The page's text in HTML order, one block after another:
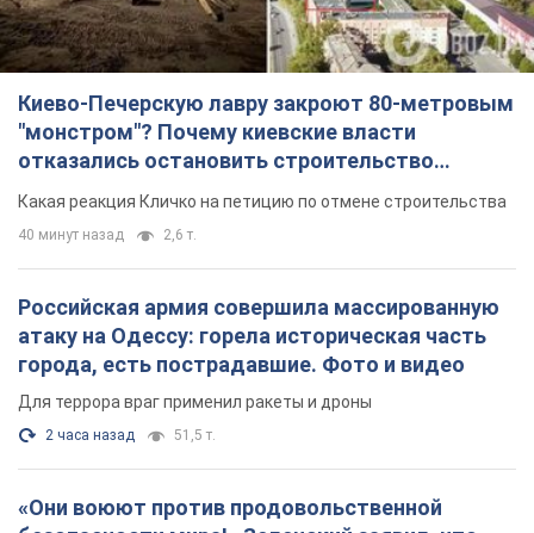
Киево-Печерскую лавру закроют 80-метровым
"монстром"? Почему киевские власти
отказались остановить строительство
небоскреба "московского верующего"
Какая реакция Кличко на петицию по отмене строительства
40 минут назад 2,6 т.
Российская армия совершила массированную
атаку на Одессу: горела историческая часть
города, есть пострадавшие. Фото и видео
Для террора враг применил ракеты и дроны
2 часа назад 51,5 т.
«Они воюют против продовольственной